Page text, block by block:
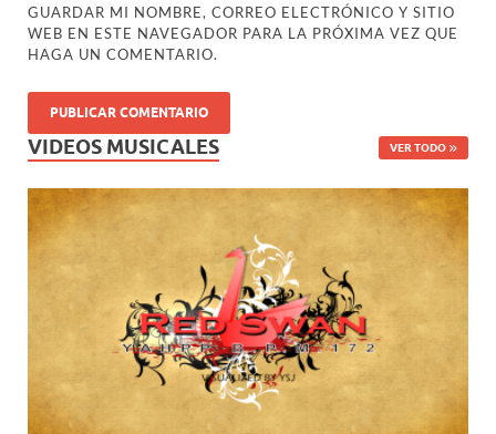
GUARDAR MI NOMBRE, CORREO ELECTRÓNICO Y SITIO
WEB EN ESTE NAVEGADOR PARA LA PRÓXIMA VEZ QUE
HAGA UN COMENTARIO.
VIDEOS MUSICALES VER TODO